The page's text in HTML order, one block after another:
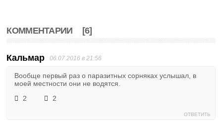
КОММЕНТАРИИ [6]
Кальмар 06.07.2016 в 21:56
Вообще первый раз о паразитных сорняках услышал, в
моей местности они не водятся.
2
2
ОТВЕТИТЬ